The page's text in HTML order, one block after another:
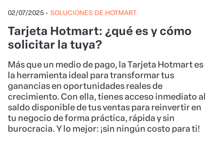
02/07/2025 • SOLUCIONES DE HOTMART
Tarjeta Hotmart: ¿qué es y cómo
solicitar la tuya?
Más que un medio de pago, la Tarjeta Hotmart es
la herramienta ideal para transformar tus
ganancias en oportunidades reales de
crecimiento. Con ella, tienes acceso inmediato al
saldo disponible de tus ventas para reinvertir en
tu negocio de forma práctica, rápida y sin
burocracia. Y lo mejor: ¡sin ningún costo para ti!